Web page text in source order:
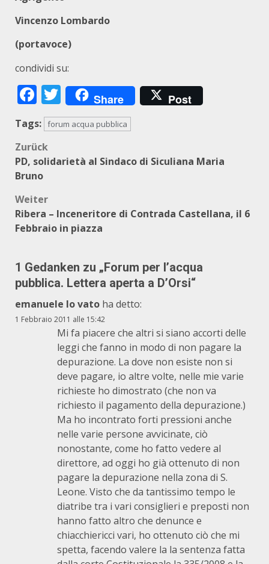
Vincenzo Lombardo
(portavoce)
condividi su:
Facebook
Twitter
Share Post
Tags: forum acqua pubblica
Beitragsnavigation
Zurück
PD, solidarietà al Sindaco di Siculiana Maria
Bruno
Weiter
Ribera – Inceneritore di Contrada Castellana, il 6
Febbraio in piazza
1 Gedanken zu „Forum per l’acqua
pubblica. Lettera aperta a D’Orsi“
emanuele lo vato ha detto:
1 Febbraio 2011 alle 15:42
Mi fa piacere che altri si siano accorti delle
leggi che fanno in modo di non pagare la
depurazione. La dove non esiste non si
deve pagare, io altre volte, nelle mie varie
richieste ho dimostrato (che non va
richiesto il pagamento della depurazione.)
Ma ho incontrato forti pressioni anche
nelle varie persone avvicinate, ciò
nonostante, come ho fatto vedere al
direttore, ad oggi ho già ottenuto di non
pagare la depurazione nella zona di S.
Leone. Visto che da tantissimo tempo le
diatribe tra i vari consiglieri e preposti non
hanno fatto altro che denunce e
chiacchiericci vari, ho ottenuto ciò che mi
spetta, facendo valere la la sentenza fatta